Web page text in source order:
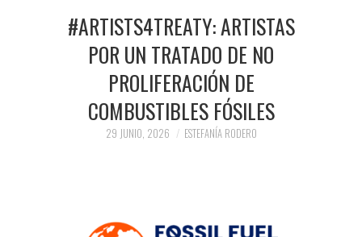
PRENSA Y
COLABORACIONES)
#ARTISTS4TREATY: ARTISTAS
POR UN TRATADO DE NO
PROLIFERACIÓN DE
COMBUSTIBLES FÓSILES
29 JUNIO, 2026 ESTEFANÍA RODERO